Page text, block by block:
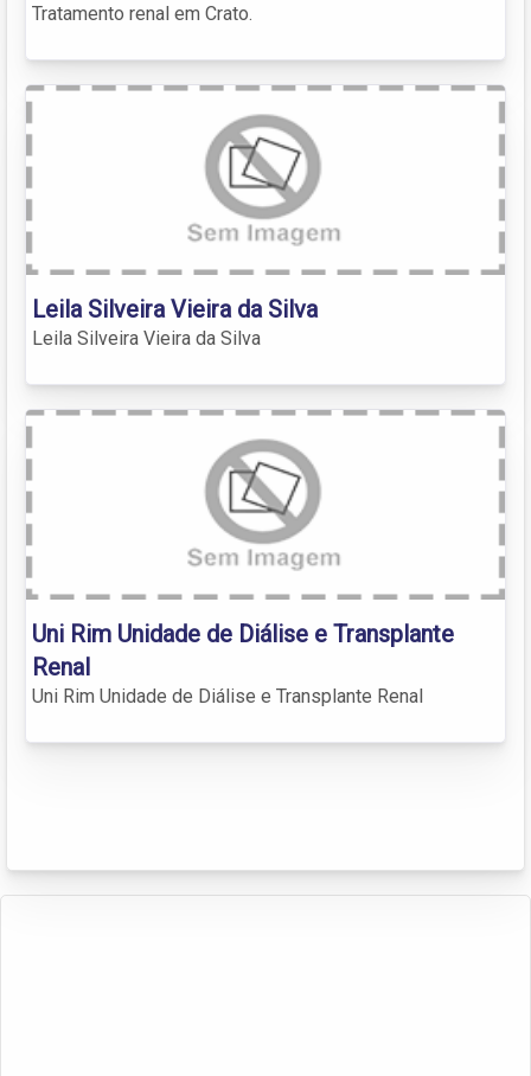
Tratamento renal em Crato.
Leila Silveira Vieira da Silva
Leila Silveira Vieira da Silva
Uni Rim Unidade de Diálise e Transplante
Renal
Uni Rim Unidade de Diálise e Transplante Renal